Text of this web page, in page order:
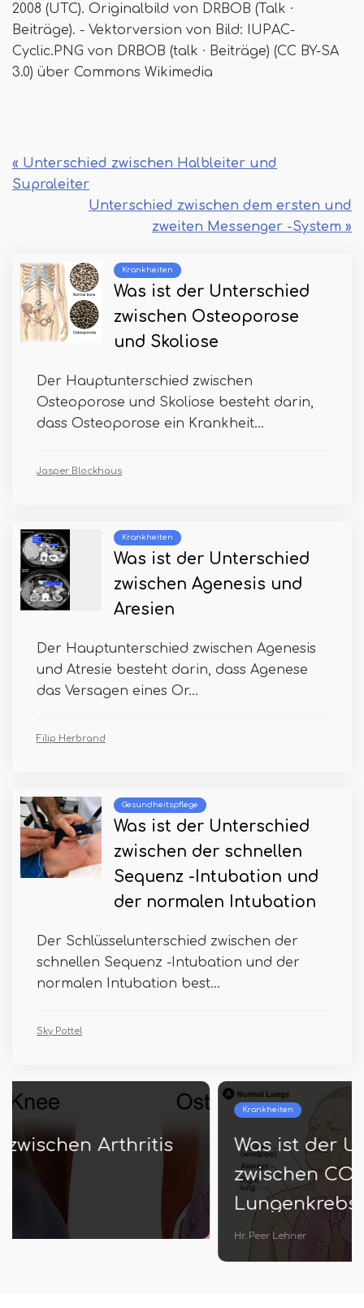
2008 (UTC). Originalbild von DRBOB (Talk ·
Beiträge). - Vektorversion von Bild: IUPAC-
Cyclic.PNG von DRBOB (talk · Beiträge) (CC BY-SA
3.0) über Commons Wikimedia
« Unterschied zwischen Halbleiter und
Supraleiter
Unterschied zwischen dem ersten und
zweiten Messenger -System »
Krankheiten
Was ist der Unterschied
zwischen Osteoporose
und Skoliose
Der Hauptunterschied zwischen
Osteoporose und Skoliose besteht darin,
dass Osteoporose ein Krankheit...
Jasper Blockhaus
Krankheiten
Was ist der Unterschied
zwischen Agenesis und
Aresien
Der Hauptunterschied zwischen Agenesis
und Atresie besteht darin, dass Agenese
das Versagen eines Or...
Filip Herbrand
Gesundheitspflege
Was ist der Unterschied
zwischen der schnellen
Sequenz -Intubation und
der normalen Intubation
Der Schlüsselunterschied zwischen der
schnellen Sequenz -Intubation und der
normalen Intubation best...
Sky Pottel
Krankheiten
Was ist der Unterschied
zwischen COPD und
Lungenkrebs